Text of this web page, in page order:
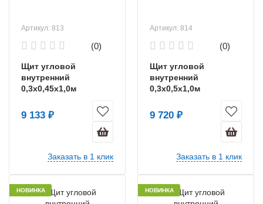
Артикул: 813
(0)
Щит угловой
внутренний
0,3х0,45х1,0м
9 133 ₽
Заказать в 1 клик
Артикул: 814
(0)
Щит угловой
внутренний
0,3х0,5х1,0м
9 720 ₽
Заказать в 1 клик
НОВИНКА НОВИНКА